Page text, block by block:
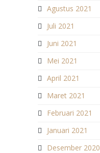
Agustus 2021
Juli 2021
Juni 2021
Mei 2021
April 2021
Maret 2021
Februari 2021
Januari 2021
Desember 2020